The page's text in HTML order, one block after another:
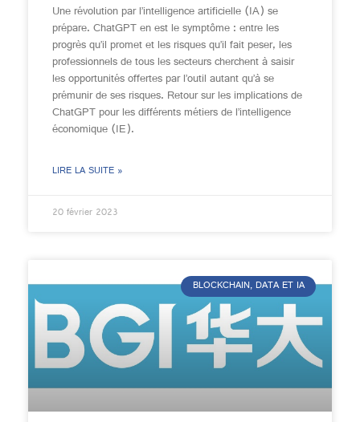
Une révolution par l’intelligence artificielle (IA) se
prépare. ChatGPT en est le symptôme : entre les
progrès qu’il promet et les risques qu’il fait peser, les
professionnels de tous les secteurs cherchent à saisir
les opportunités offertes par l’outil autant qu’à se
prémunir de ses risques. Retour sur les implications de
ChatGPT pour les différents métiers de l’intelligence
économique (IE).
LIRE LA SUITE »
20 février 2023
BLOCKCHAIN, DATA ET IA